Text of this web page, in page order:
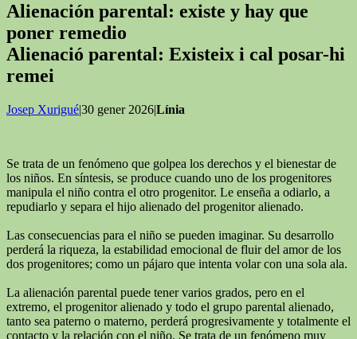
Alienación parental: existe y hay que
poner remedio
Alienació parental: Existeix i cal posar-hi
remei
Josep Xurigué|30 gener 2026|Línia
Se trata de un fenómeno que golpea los derechos y el bienestar de
los niños. En síntesis, se produce cuando uno de los progenitores
manipula el niño contra el otro progenitor. Le enseña a odiarlo, a
repudiarlo y separa el hijo alienado del progenitor alienado.
Las consecuencias para el niño se pueden imaginar. Su desarrollo
perderá la riqueza, la estabilidad emocional de fluir del amor de los
dos progenitores; como un pájaro que intenta volar con una sola ala.
La alienación parental puede tener varios grados, pero en el
extremo, el progenitor alienado y todo el grupo parental alienado,
tanto sea paterno o materno, perderá progresivamente y totalmente el
contacto y la relación con el niño. Se trata de un fenómeno muy